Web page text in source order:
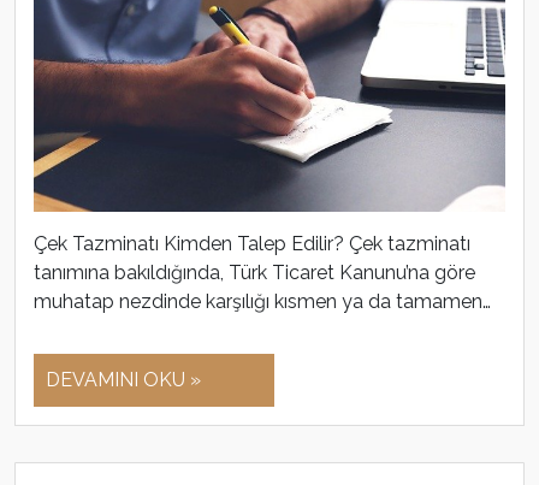
Çek Tazminatı Kimden Talep Edilir? Çek tazminatı
tanımına bakıldığında, Türk Ticaret Kanunu’na göre
muhatap nezdinde karşılığı kısmen ya da tamamen…
DEVAMINI OKU »